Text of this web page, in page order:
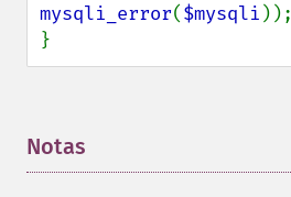
mysqli_error($mysqli ));
}
Notas